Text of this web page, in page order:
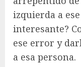
izquierda a
interesante?
ese error y
a esa persona.